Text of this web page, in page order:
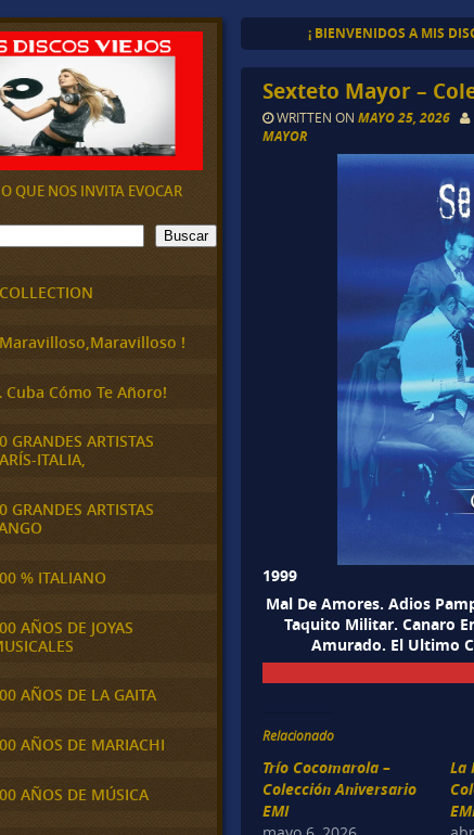
¡ BIENVENIDOS A MIS
Sexteto Mayor –
WRITTEN ONMAYO 25, 2026
MAYOR
1999
Mal De Amores. Adios
Taquito Militar. Canaro
Amurado. El Ultimo
Relacionado
Trío Cocomarola –
Colección Aniversario
EMI
La
QUE NOS INVITA EVOCAR
Buscar
Maravilloso,Maravilloso !
Cuba Cómo Te Añoro!
GRANDES ARTISTAS
ITALIA,
GRANDES ARTISTAS
% ITALIANO
AÑOS DE JOYAS
AÑOS DE LA GAITA
AÑOS DE MARIACHI
AÑOS DE MÚSICA